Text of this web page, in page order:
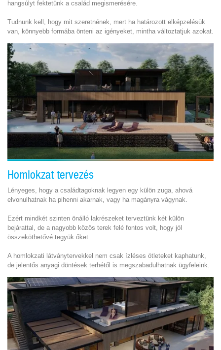
hangsúlyt fektetünk a család megismerésére.
Tudnunk kell, hogy mit szeretnének, mert ha határozott elképzelésük
van, könnyebb formába önteni az igényeket, mintha változtatjuk azokat.
Homlokzat tervezés
Lényeges, hogy a családtagoknak legyen egy külön zuga, ahová
elvonulhatnak ha pihenni akarnak, vagy ha magányra vágynak.
Ezért mindkét szinten önálló lakrészeket terveztünk két külön
bejárattal, de a nagyobb közös terek felé fontos volt, hogy jól
összeköthetővé tegyük őket.
A homlokzati látványtervekkel nem csak ízléses ötleteket kaphatunk,
de jelentős anyagi döntések terhétől is megszabadulhatnak ügyfeleink.